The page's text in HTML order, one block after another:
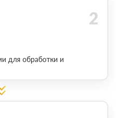
для обработки и